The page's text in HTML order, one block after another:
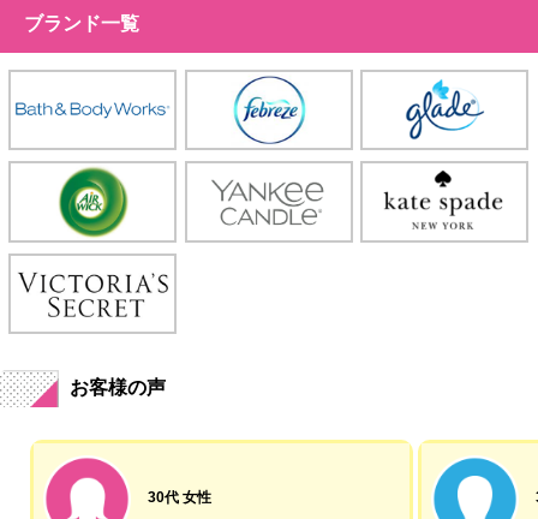
ブランド一覧
お客様の声
30代 女性